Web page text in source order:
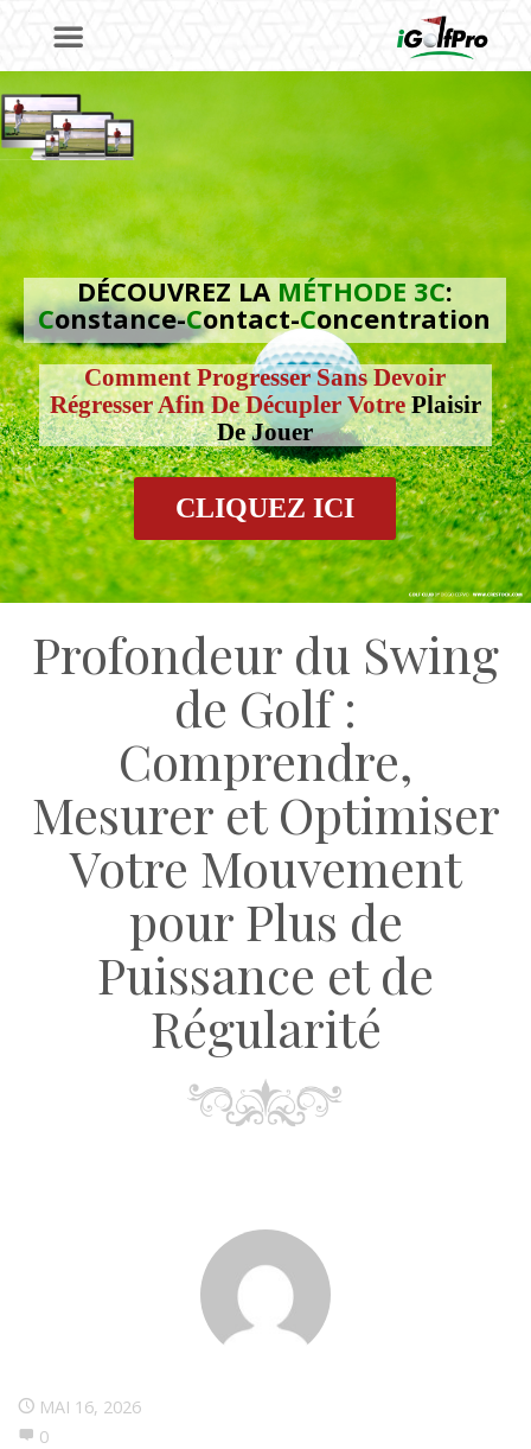
DÉCOUVREZ LAMÉTHODE 3C:
Constance-Contact-Concentration
Comment Progresser Sans Devoir
Régresser Afin De Décupler VotrePlaisir
De Jouer
CLIQUEZ ICI
Profondeur du Swing
de Golf :
Comprendre,
Mesurer et Optimiser
Votre Mouvement
pour Plus de
Puissance et de
Régularité
MAI 16, 2026
0